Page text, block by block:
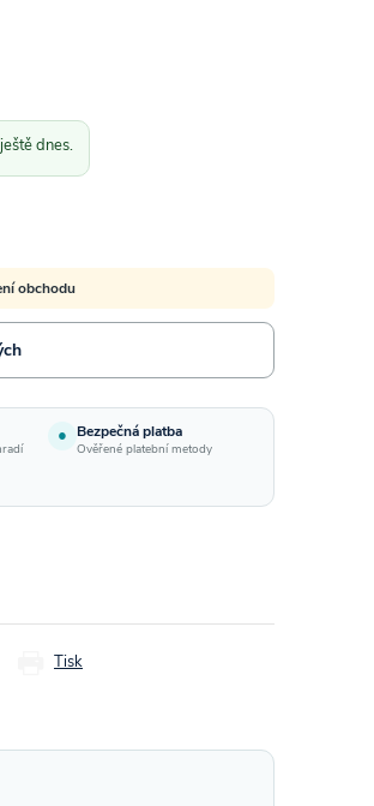
dnes.
obchodu
● Bezpečná platba
Ověřené platební metody
Tisk